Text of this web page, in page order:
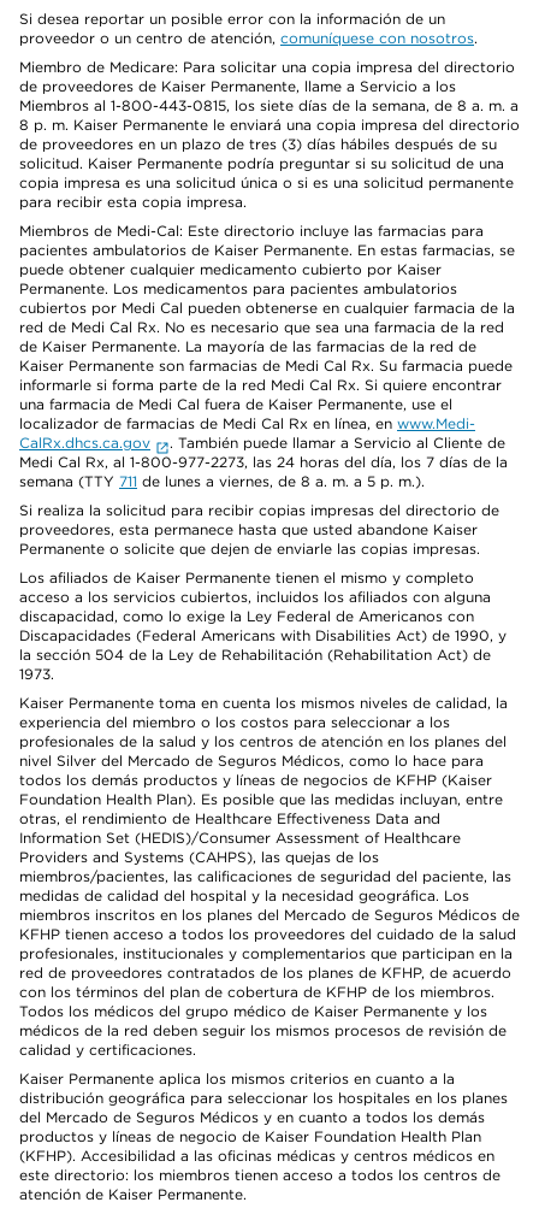
Si desea reportar un posible error con la información de un
proveedor o un centro de atención, comuníquese con nosotros.
Miembro de Medicare: Para solicitar una copia impresa del directorio
de proveedores de Kaiser Permanente, llame a Servicio a los
Miembros al 1-800-443-0815, los siete días de la semana, de 8 a. m. a
8 p. m. Kaiser Permanente le enviará una copia impresa del directorio
de proveedores en un plazo de tres (3) días hábiles después de su
solicitud. Kaiser Permanente podría preguntar si su solicitud de una
copia impresa es una solicitud única o si es una solicitud permanente
para recibir esta copia impresa.
Miembros de Medi-Cal: Este directorio incluye las farmacias para
pacientes ambulatorios de Kaiser Permanente. En estas farmacias, se
puede obtener cualquier medicamento cubierto por Kaiser
Permanente. Los medicamentos para pacientes ambulatorios
cubiertos por Medi Cal pueden obtenerse en cualquier farmacia de la
red de Medi Cal Rx. No es necesario que sea una farmacia de la red
de Kaiser Permanente. La mayoría de las farmacias de la red de
Kaiser Permanente son farmacias de Medi Cal Rx. Su farmacia puede
informarle si forma parte de la red Medi Cal Rx. Si quiere encontrar
una farmacia de Medi Cal fuera de Kaiser Permanente, use el
localizador de farmacias de Medi Cal Rx en línea, en www.Medi-
CalRx.dhcs.ca.gov
. También puede llamar a Servicio al Cliente de
Medi Cal Rx, al 1-800-977-2273, las 24 horas del día, los 7 días de la
semana (TTY 711 de lunes a viernes, de 8 a. m. a 5 p. m.).
Si realiza la solicitud para recibir copias impresas del directorio de
proveedores, esta permanece hasta que usted abandone Kaiser
Permanente o solicite que dejen de enviarle las copias impresas.
Los afiliados de Kaiser Permanente tienen el mismo y completo
acceso a los servicios cubiertos, incluidos los afiliados con alguna
discapacidad, como lo exige la Ley Federal de Americanos con
Discapacidades (Federal Americans with Disabilities Act) de 1990, y
la sección 504 de la Ley de Rehabilitación (Rehabilitation Act) de
1973.
Kaiser Permanente toma en cuenta los mismos niveles de calidad, la
experiencia del miembro o los costos para seleccionar a los
profesionales de la salud y los centros de atención en los planes del
nivel Silver del Mercado de Seguros Médicos, como lo hace para
todos los demás productos y líneas de negocios de KFHP (Kaiser
Foundation Health Plan). Es posible que las medidas incluyan, entre
otras, el rendimiento de Healthcare Effectiveness Data and
Information Set (HEDIS)/Consumer Assessment of Healthcare
Providers and Systems (CAHPS), las quejas de los
miembros/pacientes, las calificaciones de seguridad del paciente, las
medidas de calidad del hospital y la necesidad geográfica. Los
miembros inscritos en los planes del Mercado de Seguros Médicos de
KFHP tienen acceso a todos los proveedores del cuidado de la salud
profesionales, institucionales y complementarios que participan en la
red de proveedores contratados de los planes de KFHP, de acuerdo
con los términos del plan de cobertura de KFHP de los miembros.
Todos los médicos del grupo médico de Kaiser Permanente y los
médicos de la red deben seguir los mismos procesos de revisión de
calidad y certificaciones.
Kaiser Permanente aplica los mismos criterios en cuanto a la
distribución geográfica para seleccionar los hospitales en los planes
del Mercado de Seguros Médicos y en cuanto a todos los demás
productos y líneas de negocio de Kaiser Foundation Health Plan
(KFHP). Accesibilidad a las oficinas médicas y centros médicos en
este directorio: los miembros tienen acceso a todos los centros de
atención de Kaiser Permanente.